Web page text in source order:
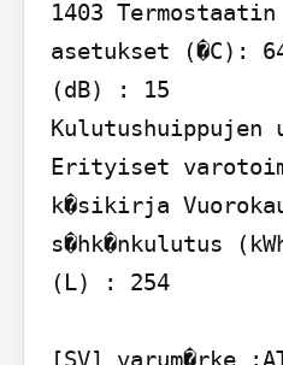
1403
asetukset (�C):
(dB) : 15
Kulutushuippujen
Erityiset
k�sikirja
s�hk�nkulutus
(L) : 254
[SV] varum�rke